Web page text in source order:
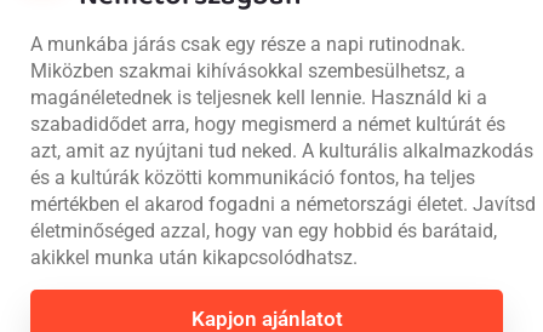
A munkába járás csak egy része a napi rutinodnak.
Miközben szakmai kihívásokkal szembesülhetsz, a
magánéletednek is teljesnek kell lennie. Használd ki a
szabadidődet arra, hogy megismerd a német kultúrát és
azt, amit az nyújtani tud neked. A kulturális alkalmazkodás
és a kultúrák közötti kommunikáció fontos, ha teljes
mértékben el akarod fogadni a németországi életet. Javítsd
életminőséged azzal, hogy van egy hobbid és barátaid,
akikkel munka után kikapcsolódhatsz.
Kapjon ajánlatot